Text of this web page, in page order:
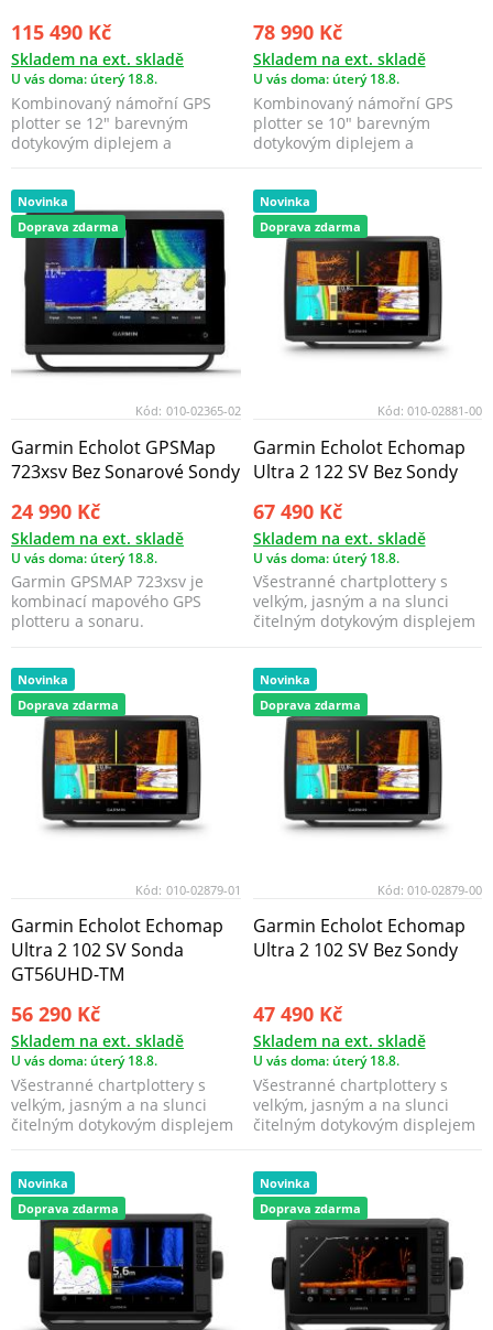
115 490 Kč
Skladem na ext. skladě
U vás doma: úterý 18.8.
Kombinovaný námořní GPS
plotter se 12″ barevným
dotykovým diplejem a
78 990 Kč
Skladem na ext. skladě
U vás doma: úterý 18.8.
Kombinovaný námořní GPS
plotter se 10″ barevným
dotykovým diplejem a
Novinka
Doprava zdarma
Kód: 010-02365-02
Garmin Echolot GPSMap
723xsv Bez Sonarové Sondy
24 990 Kč
Skladem na ext. skladě
U vás doma: úterý 18.8.
Garmin GPSMAP 723xsv je
kombinací mapového GPS
plotteru a sonaru.
Novinka
Doprava zdarma
Kód: 010-02881-00
Garmin Echolot Echomap
Ultra 2 122 SV Bez Sondy
67 490 Kč
Skladem na ext. skladě
U vás doma: úterý 18.8.
Všestranné chartplottery s
velkým, jasným a na slunci
čitelným dotykovým displejem
Novinka
Doprava zdarma
Kód: 010-02879-01
Garmin Echolot Echomap
Ultra 2 102 SV Sonda
GT56UHD-TM
56 290 Kč
Skladem na ext. skladě
U vás doma: úterý 18.8.
Všestranné chartplottery s
velkým, jasným a na slunci
čitelným dotykovým displejem
Novinka
Doprava zdarma
Kód: 010-02879-00
Garmin Echolot Echomap
Ultra 2 102 SV Bez Sondy
47 490 Kč
Skladem na ext. skladě
U vás doma: úterý 18.8.
Všestranné chartplottery s
velkým, jasným a na slunci
čitelným dotykovým displejem
Novinka
Doprava zdarma
Novinka
Doprava zdarma